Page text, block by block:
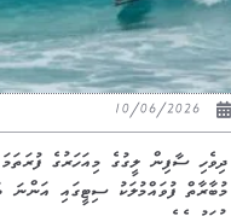
10/06/2026
ދިވެހި ސާފިން ލީގުގެ މިއަހަރުގެ ފުރަތަމަ
މުބާރާތް ފުވައްމުލަކު ސިޓީގައި އަންނަ